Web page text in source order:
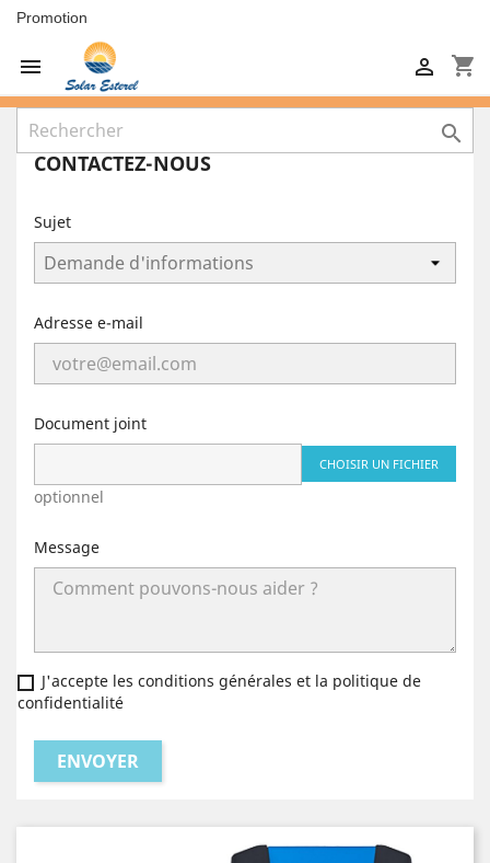
Promotion
 shopping_cart


CONTACTEZ-NOUS
Sujet
Adresse e-mail
Document joint
CHOISIR UN FICHIER
optionnel
Message
J'accepte les conditions générales et la politique de
confidentialité